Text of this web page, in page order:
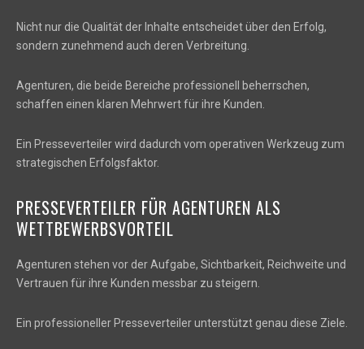
Nicht nur die Qualität der Inhalte entscheidet über den Erfolg,
sondern zunehmend auch deren Verbreitung.
Agenturen, die beide Bereiche professionell beherrschen,
schaffen einen klaren Mehrwert für ihre Kunden.
Ein Presseverteiler wird dadurch vom operativen Werkzeug zum
strategischen Erfolgsfaktor.
PRESSEVERTEILER FÜR AGENTUREN ALS
WETTBEWERBSVORTEIL
Agenturen stehen vor der Aufgabe, Sichtbarkeit, Reichweite und
Vertrauen für ihre Kunden messbar zu steigern.
Ein professioneller Presseverteiler unterstützt genau diese Ziele.